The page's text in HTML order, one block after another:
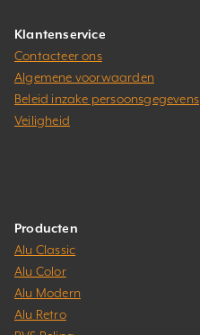
Klantenservice
Contacteer ons
Algemene voorwaarden
Beleid inzake persoonsgegevens
Veiligheid
Producten
Alu Classic
Alu Color
Alu Modern
Alu Retro